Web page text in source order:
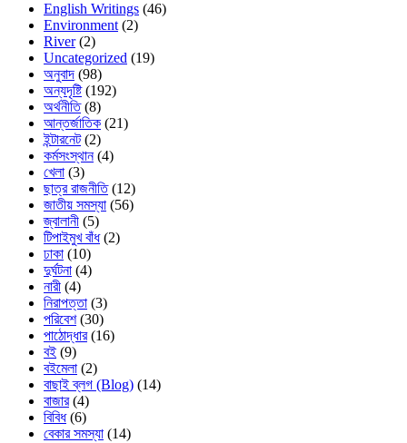
English Writings (46)
Environment (2)
River(2)
Uncategorized (19)
অনুবাদ (98)
অন্যদৃষ্টি(192)
অর্থনীতি(8)
আন্তর্জাতিক (21)
ইন্টারনেট(2)
কর্মসংস্থান(4)
খেলা (3)
ছাত্র রাজনীতি(12)
জাতীয় সমস্যা (56)
জ্বালানী (5)
টিপাইমুখ বাঁধ(2)
ঢাকা (10)
দুর্ঘটনা (4)
নারী (4)
নিরাপত্তা (3)
পরিবেশ(30)
পাঠোদ্ধার(16)
বই (9)
বইমেলা (2)
বাছাই ব্লগ (Blog) (14)
বাজার(4)
বিবিধ(6)
বেকার সমস্যা (14)